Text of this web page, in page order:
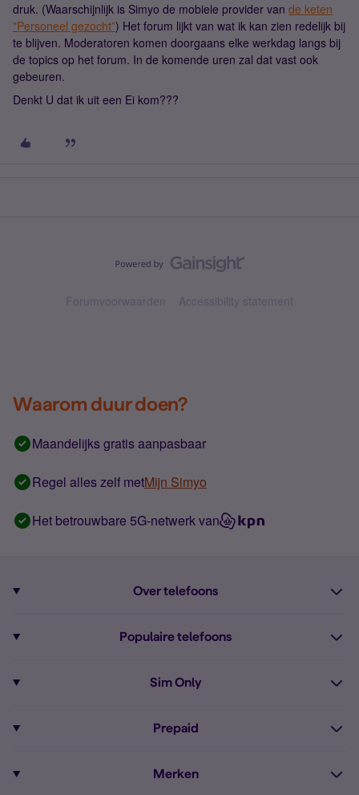
druk. (Waarschijnlijk is Simyo de mobiele provider van de keten
"Personeel gezocht”) Het forum lijkt van wat ik kan zien redelijk bij
te blijven. Moderatoren komen doorgaans elke werkdag langs bij
de topics op het forum. In de komende uren zal dat vast ook
gebeuren.
Denkt U dat ik uit een Ei kom???
Forumvoorwaarden Accessibility statement
Waarom duur doen?
Maandelijks gratis aanpasbaar
Regel alles zelf metMijn Simyo
Het betrouwbare 5G-netwerk van
Over telefoons
Alle telefoons
Populaire telefoons
iPhone 16
Sim Only
Onbeperkt bellen
Prepaid
Merken